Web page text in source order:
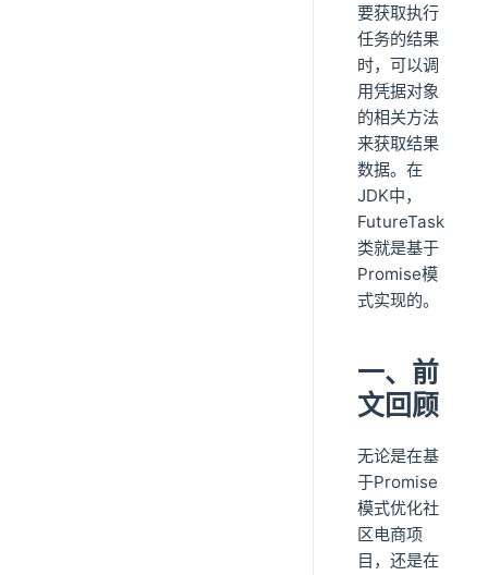
要获取执行
任务的结果
时，可以调
用凭据对象
的相关方法
来获取结果
数据。在
JDK中，
FutureTask
类就是基于
Promise模
式实现的。
一、前
文回顾
无论是在基
于Promise
模式优化社
区电商项
目，还是在